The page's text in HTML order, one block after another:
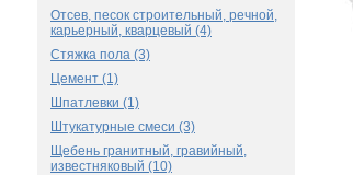
Отсев, песок строительный, речной,
карьерный, кварцевый (4)
Стяжка пола (3)
Цемент (1)
Шпатлевки (1)
Штукатурные смеси (3)
Щебень гранитный, гравийный,
известняковый (10)